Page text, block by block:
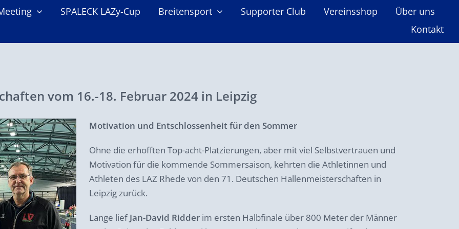
SPALECK LAZy-Cup Breitensport Supporter Club Vereinsshop
Über uns
Kontakt
vom 16.-18. Februar 2024 in Leipzig
Motivation und Entschlossenheit für den Sommer
Ohne die erhofften Top-acht-Platzierungen, aber mit viel Selbstvertrauen und
Motivation für die kommende Sommersaison, kehrten die Athletinnen und
Athleten des LAZ Rhede von den 71. Deutschen Hallenmeisterschaften in
Leipzig zurück.
Lange liefJan-David Ridderim ersten Halbfinale über 800 Meter der Männer